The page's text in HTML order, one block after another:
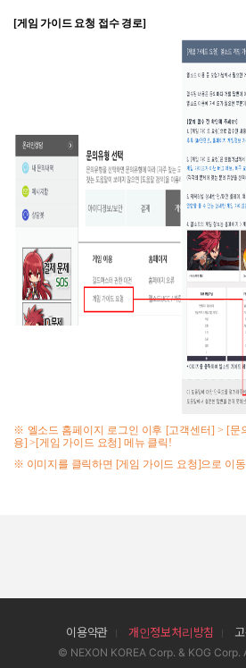
[게임 가이드 요청 접수 경로]
※ 엘소드 홈페이지 로그인 이후 [고객센터] > [문
용] >[게임 가이드 요청] 메뉴 클릭!
※ 이미지를 클릭하면 [게임 가이드 요청]으로 이
이용약관 개인정보처리방침
© NEXON KOREA Corp. & KOG Corp.